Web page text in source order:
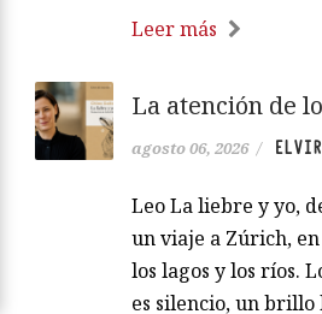
Leer más
La atención de
agosto 06, 2026 /
Leo La liebre y yo,
un viaje a Zúrich,
los lagos y los ríos.
es silencio, un